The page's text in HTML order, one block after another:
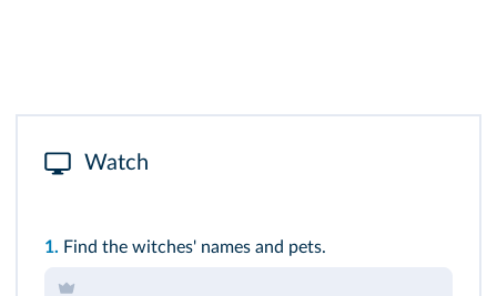
Watch
1. Find the witches' names and pets.